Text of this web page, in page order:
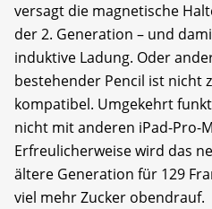
versagt die magnetische
der 2. Generation – und
induktive Ladung. Oder
bestehender Pencil ist nicht
kompatibel. Umgekehrt
nicht mit anderen iPad-Pro-
Erfreulicherweise wird das
ältere Generation für 129
viel mehr Zucker obendrauf.